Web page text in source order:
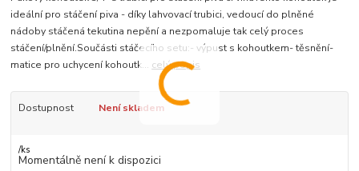
ideální pro stáčení piva - díky lahvovací trubici, vedoucí do plněné
nádoby stáčená tekutina nepění a nezpomaluje tak celý proces
stáčení/plnění.Součásti stáčecího setu:- výpust s kohoutkem- těsnění-
matice pro uchycení kohoutk... celý popis
Dostupnost Není skladem
/ks
Momentálně není k dispozici